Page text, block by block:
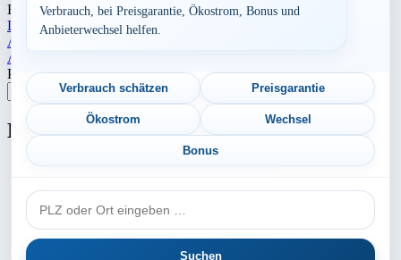
By
Dominik Laube23. Juli 2026 Sachsen-Anhalt
Landkreis Harz
Beitragsnavigation
Aktuelle Strompreise in 91180 Heideck
Aktuelle Strompreise in 38829 Harsleben
Postleitzahl eingeben
Suchen
Neu berechnet
Aktuelle Strompreise in 16792 Zehdenick
Aktuelle Strompreise in 64686 Lautertal (Odenwald)
Verbrauch, bei Preisgarantie, Ökostrom, Bonus und
Anbieterwechsel helfen.
Verbrauch schätzen Preisgarantie
Ökostrom Wechsel
Bonus
PLZ
oder
Ort
Suchen